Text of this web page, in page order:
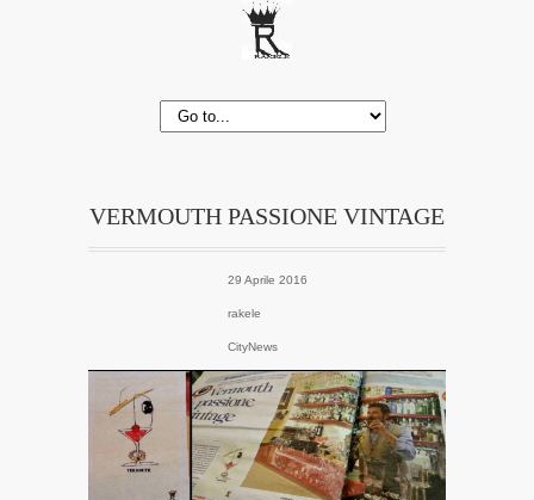
VERMOUTH PASSIONE VINTAGE
29 Aprile 2016
rakele
CityNews